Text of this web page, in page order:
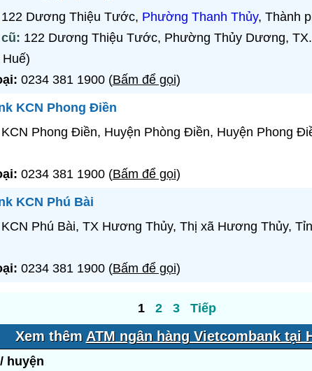
122 Dương Thiệu Tước, Phường Thanh Thủy, Thành
122 Dương Thiệu Tước, Phường Thủy Dương,
0234 381 1900(Bấm để gọi)
KCN Phong Điền
KCN Phong Điền, Huyện Phòng Điền, Huyện Phong
0234 381 1900(Bấm để gọi)
KCN Phú Bài
KCN Phú Bài, TX Hương Thủy, Thị xã Hương Thủy,
0234 381 1900(Bấm để gọi)
1 2 3 Tiếp
Xem thêm ATM ngân hàng Vietcombank tại
huyện